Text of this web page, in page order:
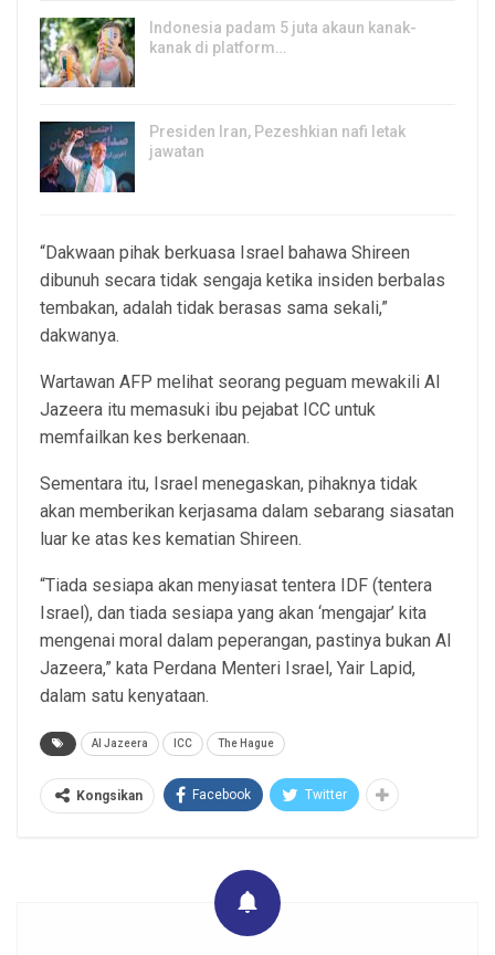
Indonesia padam 5 juta akaun kanak-
kanak di platform…
Presiden Iran, Pezeshkian nafi letak
jawatan
“Dakwaan pihak berkuasa Israel bahawa Shireen
dibunuh secara tidak sengaja ketika insiden berbalas
tembakan, adalah tidak berasas sama sekali,”
dakwanya.
Wartawan AFP melihat seorang peguam mewakili Al
Jazeera itu memasuki ibu pejabat ICC untuk
memfailkan kes berkenaan.
Sementara itu, Israel menegaskan, pihaknya tidak
akan memberikan kerjasama dalam sebarang siasatan
luar ke atas kes kematian Shireen.
“Tiada sesiapa akan menyiasat tentera IDF (tentera
Israel), dan tiada sesiapa yang akan ‘mengajar’ kita
mengenai moral dalam peperangan, pastinya bukan Al
Jazeera,” kata Perdana Menteri Israel, Yair Lapid,
dalam satu kenyataan.
Al Jazeera ICC The Hague
Kongsikan Facebook Twitter